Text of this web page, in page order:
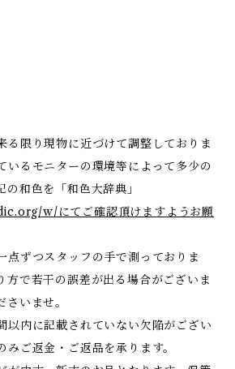
る限り現物に近づけて調整しておりま
いるモニターの環境等によって多少の
和色を「和色大辞典」
w/にてご確認頂けますようお願
点ずつスタッフの手で測っておりま
方で若干の誤差が出る場合がございま
いませ。
以内に記載されていない欠陥がござい
みご返金・ご返品を承ります。